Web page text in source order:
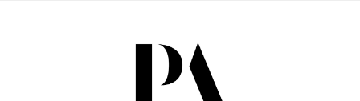
flame seçeneklerine, masa tipi tasarımlardan soft flame
serilerine kadar birçok alternatif; materyal kalitesi, ergonomik